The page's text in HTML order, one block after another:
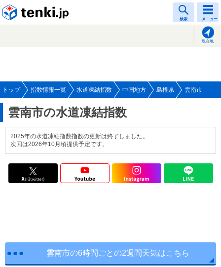
検索 メニュー
現在地
トップ 指数情報一覧 水道凍結指数 中国地方 島根県 雲南市
雲南市の水道凍結指数
2025年の水道凍結指数指数の更新は終了しました。
次回は2026年10月頃提供予定です。
雲南市の6時間ごとの2週間天気はこちら